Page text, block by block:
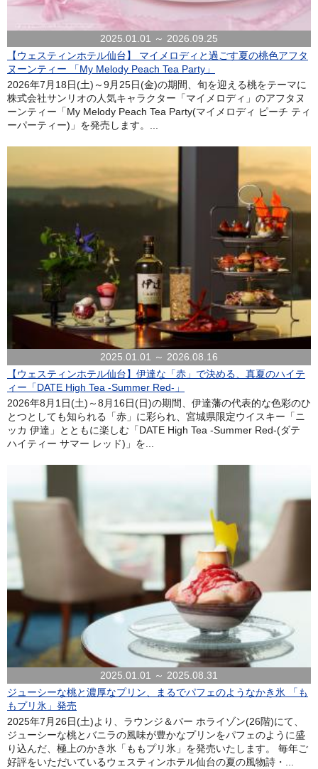
2025.01.01 ～ 2026.09.25
【ウェスティンホテル仙台】 マイメロディと過ごす夏の桃色アフタ
ヌーンティー 「My Melody Peach Tea Party」
2026年7月18日(土)～9月25日(金)の期間、旬を迎える桃をテーマに
株式会社サンリオの人気キャラクター「マイメロディ」のアフタヌ
ーンティー「My Melody Peach Tea Party(マイメロディ ピーチ ティ
ーパーティー)」を発売します。...
2025.01.01 ～ 2026.08.16
【ウェスティンホテル仙台】伊達な「赤」で決める、真夏のハイテ
ィー「DATE High Tea -Summer Red-」
2026年8月1日(土)～8月16日(日)の期間、伊達藩の代表的な色彩のひ
とつとしても知られる「赤」に彩られ、宮城県限定ウイスキー「ニ
ッカ 伊達」とともに楽しむ「DATE High Tea -Summer Red-(ダテ
ハイティー サマー レッド)」を...
2025.01.01 ～ 2025.08.31
ジューシーな桃と濃厚なプリン、まるでパフェのようなかき氷 「も
もプリ氷」発売
2025年7月26日(土)より、ラウンジ＆バー ホライゾン(26階)にて、
ジューシーな桃とバニラの風味が豊かなプリンをパフェのように盛
り込んだ、極上のかき氷「ももプリ氷」を発売いたします。 毎年ご
好評をいただいているウェスティンホテル仙台の夏の風物詩・...